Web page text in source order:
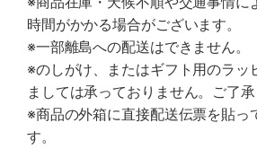
時間がかかる場合がございます。
※一部離島への配送はできません。
※のしがけ、またはギフト用のラッ
ましては承っておりません。ご了承
※商品の外箱に直接配送伝票を貼っ
す。